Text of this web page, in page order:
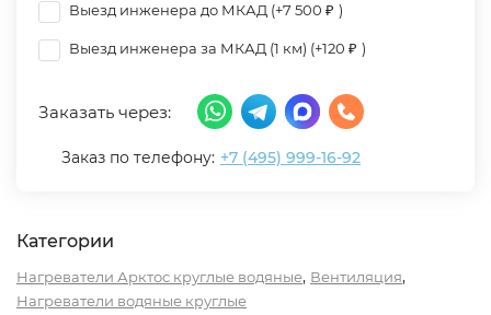
Выезд инженера до МКАД (+7 500 ₽ )
Выезд инженера за МКАД (1 км) (+120 ₽ )
Заказать через:
Заказ по телефону: +7 (495) 999-16-92
Категории
Нагреватели Арктос круглые водяные, Вентиляция,
Нагреватели водяные круглые